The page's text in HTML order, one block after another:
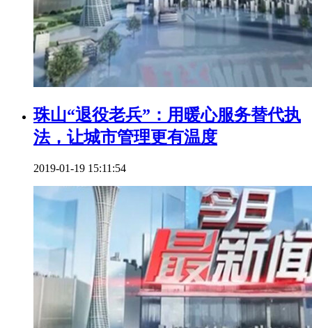
珠山“退役老兵”：用暖心服务替代执
法，让城市管理更有温度
2019-01-19 15:11:54